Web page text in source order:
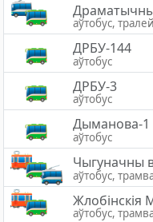
Драматычны
аўтобус,
ДРБУ-144
аўтобус
ДРБУ-3
аўтобус
Дыманова-1
аўтобус
Чыгуначны
аўтобус,
Жлобiнскiя
аўтобус,